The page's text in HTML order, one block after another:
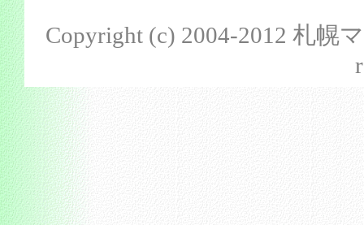
Copyright (c) 2004-2012 札幌